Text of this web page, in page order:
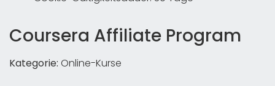
Coursera Affiliate Program
Kategorie: Online-Kurse